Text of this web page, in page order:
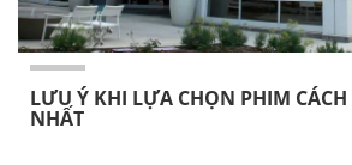
LƯU Ý KHI LỰA CHỌN PHIM CÁCH
NHẤT